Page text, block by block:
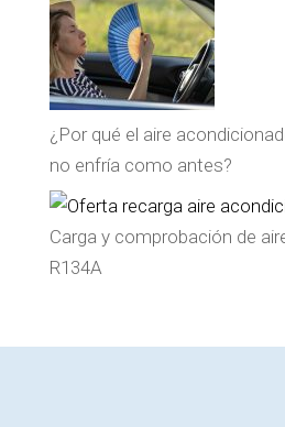
¿Por qué el aire
no enfría como antes?
Carga y comprobación de
R134A